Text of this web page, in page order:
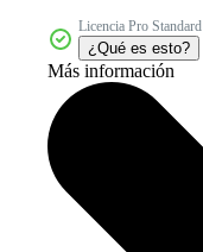
Licencia Pro Standard
¿Qué es esto?
Más información